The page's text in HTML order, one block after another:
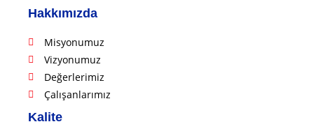
Hakkımızda
Misyonumuz
Vizyonumuz
Değerlerimiz
Çalışanlarımız
Kalite